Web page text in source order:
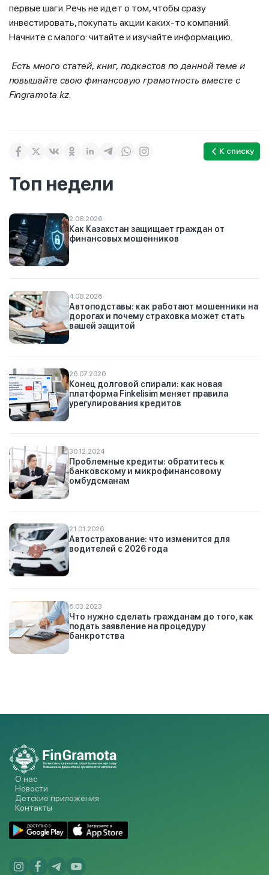
первые шаги. Речь не идет о том, чтобы сразу
инвестировать, покупать акции каких-то компаний.
Начните с малого: читайте и изучайте информацию.
Есть много статей, книг, подкастов по данной теме и
повышайте свою финансовую грамотность вместе с
Fingramota.kz.
К списку
Топ недели
2.08.2026
Как Казахстан защищает граждан от
финансовых мошенников
4.08.2026
Автоподставы: как работают мошенники на
дорогах и почему страховка может стать
вашей защитой
26.07.2026
Конец долговой спирали: как новая
платформа Finkelisim меняет правила
урегулирования кредитов
30.12.2024
Проблемные кредиты: обратитесь к
банковскому и микрофинансовому
омбудсманам
21.01.2026
Автострахование: что изменится для
водителей с 2026 года
6.03.2023
Что нужно сделать гражданам до того, как
подать заявление на процедуру
банкротства
О нас
Новости
Детские приложения
Контакты